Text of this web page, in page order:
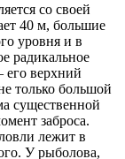
со своей
40 м, большие
уровня и в
радикальное
его верхний
только большой
существенной
заброса.
лежит в
У рыболова,